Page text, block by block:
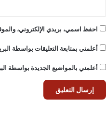
احفظ اسمي، بريدي الإلكتروني،
أعلمني بمتابعة التعليقات بواسطة
أعلمني بالمواضيع الجديدة بواسطة